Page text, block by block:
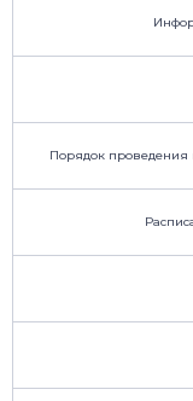
Порядок проведения